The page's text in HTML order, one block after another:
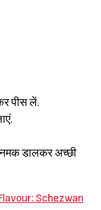
पीस लें.
डालकर अच्छी
Schezwan